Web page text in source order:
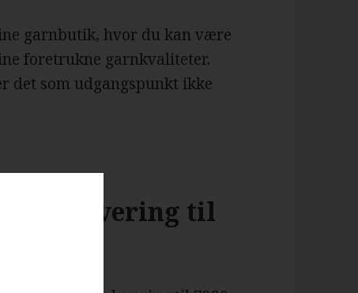
garnbutik, hvor du kan være
foretrukne garnkvaliteter.
det som udgangspunkt ikke
med levering til